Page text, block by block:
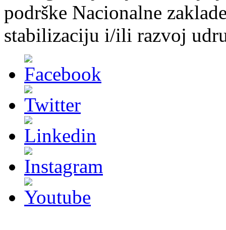
podrške Nacionalne
stabilizaciju i/ili razvoj